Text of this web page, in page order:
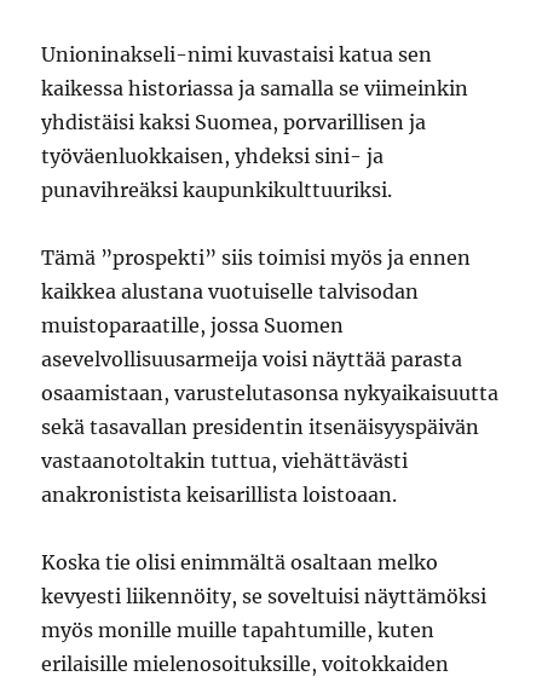
Unioninakseli-nimi kuvastaisi katua sen
kaikessa historiassa ja samalla se viimeinkin
yhdistäisi kaksi Suomea, porvarillisen ja
työväenluokkaisen, yhdeksi sini- ja
punavihreäksi kaupunkikulttuuriksi.
Tämä ”prospekti” siis toimisi myös ja ennen
kaikkea alustana vuotuiselle talvisodan
muistoparaatille, jossa Suomen
asevelvollisuusarmeija voisi näyttää parasta
osaamistaan, varustelutasonsa nykyaikaisuutta
sekä tasavallan presidentin itsenäisyyspäivän
vastaanotoltakin tuttua, viehättävästi
anakronistista keisarillista loistoaan.
Koska tie olisi enimmältä osaltaan melko
kevyesti liikennöity, se soveltuisi näyttämöksi
myös monille muille tapahtumille, kuten
erilaisille mielenosoituksille, voitokkaiden